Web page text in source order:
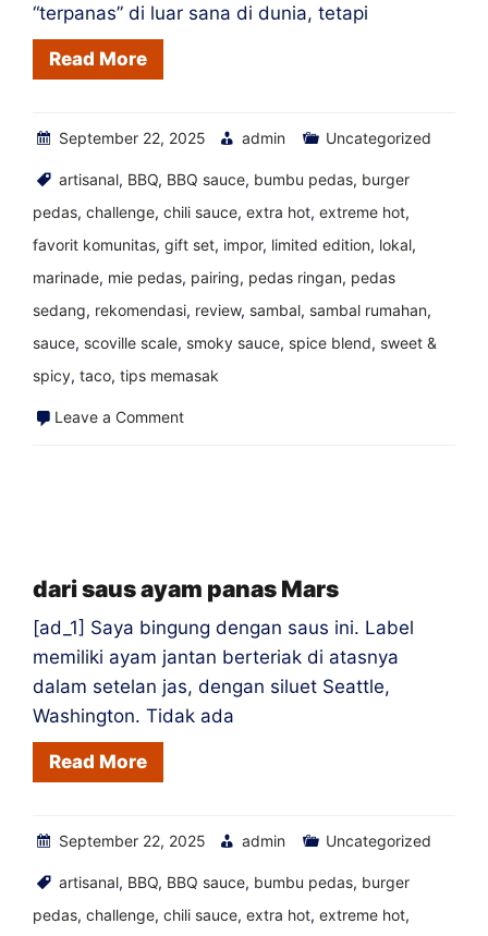
“terpanas” di luar sana di dunia, tetapi
Read More
September 22, 2025 admin Uncategorized
artisanal, BBQ, BBQ sauce, bumbu pedas, burger
pedas, challenge, chili sauce, extra hot, extreme hot,
favorit komunitas, gift set, impor, limited edition, lokal,
marinade, mie pedas, pairing, pedas ringan, pedas
sedang, rekomendasi, review, sambal, sambal rumahan,
sauce, scoville scale, smoky sauce, spice blend, sweet &
spicy, taco, tips memasak
Leave a Commenton
dari saus ayam panas Mars
[ad_1] Saya bingung dengan saus ini. Label
memiliki ayam jantan berteriak di atasnya
dalam setelan jas, dengan siluet Seattle,
Washington. Tidak ada
Read More
September 22, 2025 admin Uncategorized
artisanal, BBQ, BBQ sauce, bumbu pedas, burger
pedas, challenge, chili sauce, extra hot, extreme hot,